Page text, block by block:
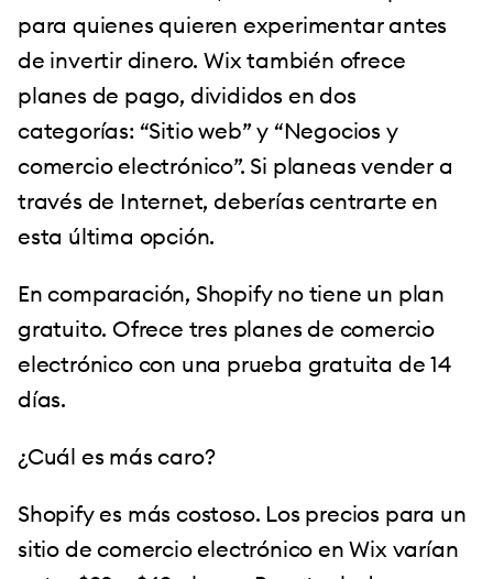
para quienes quieren experimentar antes
de invertir dinero. Wix también ofrece
planes de pago, divididos en dos
categorías: “Sitio web” y “Negocios y
comercio electrónico”. Si planeas vender a
través de Internet, deberías centrarte en
esta última opción.
En comparación, Shopify no tiene un plan
gratuito. Ofrece tres planes de comercio
electrónico con una prueba gratuita de 14
días.
¿Cuál es más caro?
Shopify es más costoso. Los precios para un
sitio de comercio electrónico en Wix varían